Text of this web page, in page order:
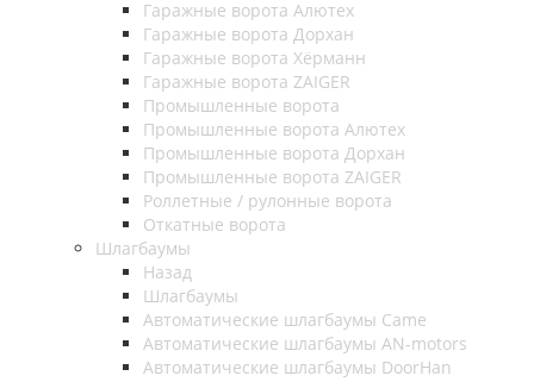
Гаражные ворота Алютех
Гаражные ворота Дорхан
Гаражные ворота Хёрманн
Гаражные ворота ZAIGER
Промышленные ворота
Промышленные ворота Алютех
Промышленные ворота Дорхан
Промышленные ворота ZAIGER
Роллетные / рулонные ворота
Откатные ворота
Шлагбаумы
Назад
Шлагбаумы
Автоматические шлагбаумы Came
Автоматические шлагбаумы AN-motors
Автоматические шлагбаумы DoorHan